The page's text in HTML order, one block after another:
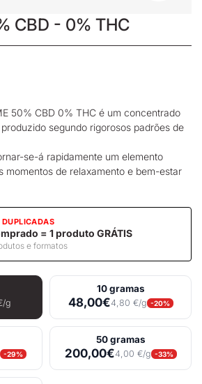
CBD - 0% THC
50% CBD 0% THC é um concentrado
segundo rigorosos padrões de
se-á rapidamente um elemento
momentos de relaxamento e bem-estar
= 1 produto GRÁTIS
e formatos
g
10 gramas
48,00€4,80 €/g -20%
-29%
50 gramas
200,00€4,00 €/g -33%